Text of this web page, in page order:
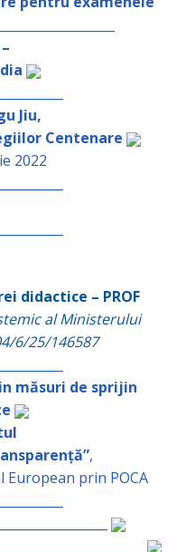
Jiu,
Centenare
2022
didactice – PROF
al Ministerului
6/25/146587
măsuri de sprijin
,
European prin POCA